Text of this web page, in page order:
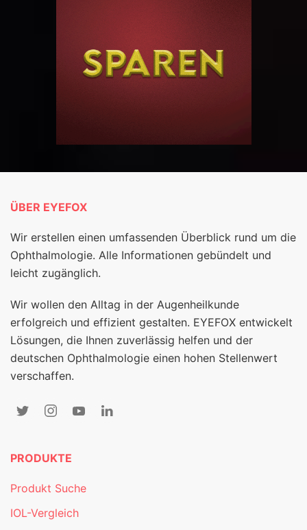
ÜBER EYEFOX
Wir erstellen einen umfassenden Überblick rund um die
Ophthalmologie. Alle Informationen gebündelt und
leicht zugänglich.
Wir wollen den Alltag in der Augenheilkunde
erfolgreich und effizient gestalten. EYEFOX entwickelt
Lösungen, die Ihnen zuverlässig helfen und der
deutschen Ophthalmologie einen hohen Stellenwert
verschaffen.
PRODUKTE
Produkt Suche
IOL-Vergleich